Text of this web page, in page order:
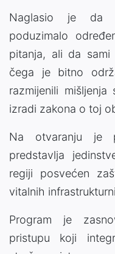
Naglasio je da
poduzimalo
pitanja, ali da
čega je bitno
razmijenili
izradi zakona o toj
Na otvaranju je
predstavlja
regiji posvećen
vitalnih
Program je
pristupu koji